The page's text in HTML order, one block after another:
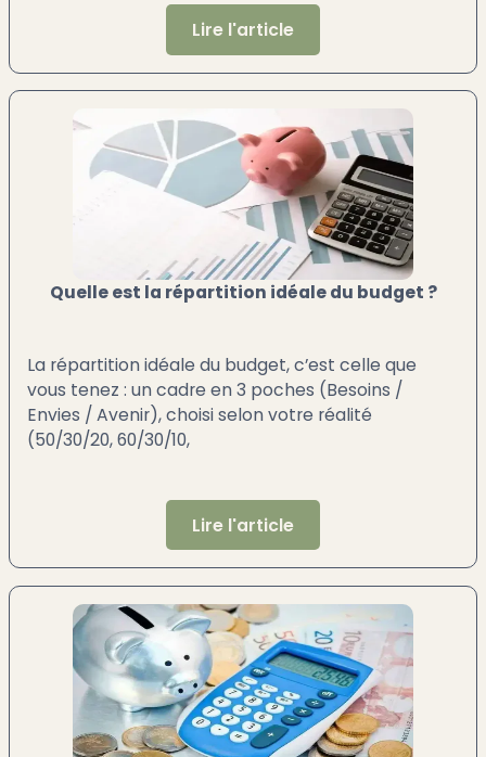
Lire l'article
Quelle est la répartition idéale du budget ?
La répartition idéale du budget, c’est celle que
vous tenez : un cadre en 3 poches (Besoins /
Envies / Avenir), choisi selon votre réalité
(50/30/20, 60/30/10,
Lire l'article